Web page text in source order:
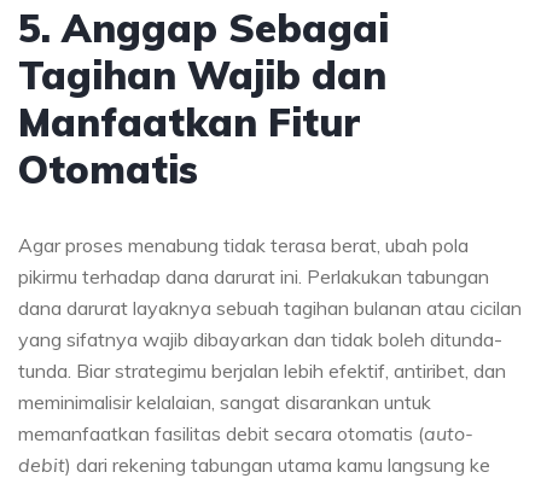
5. Anggap Sebagai
Tagihan Wajib dan
Manfaatkan Fitur
Otomatis
Agar proses menabung tidak terasa berat, ubah pola
pikirmu terhadap dana darurat ini. Perlakukan tabungan
dana darurat layaknya sebuah tagihan bulanan atau cicilan
yang sifatnya wajib dibayarkan dan tidak boleh ditunda-
tunda. Biar strategimu berjalan lebih efektif, antiribet, dan
meminimalisir kelalaian, sangat disarankan untuk
memanfaatkan fasilitas debit secara otomatis (auto-
debit) dari rekening tabungan utama kamu langsung ke